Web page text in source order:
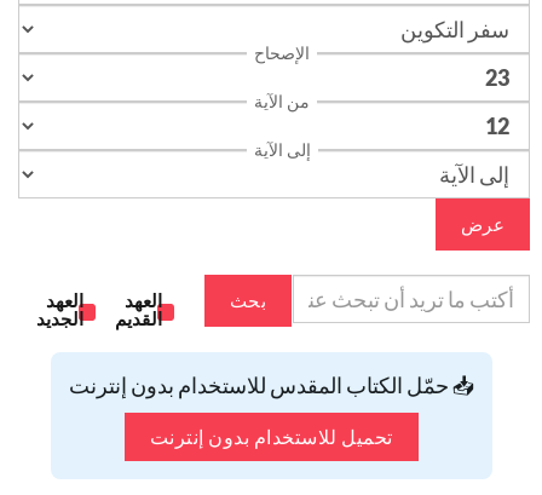
الإصحاح
من الآية
إلى الآية
عرض
بحث
العهد
القديم
العهد
الجديد
📥 حمّل الكتاب المقدس للاستخدام بدون إنترنت
تحميل للاستخدام بدون إنترنت